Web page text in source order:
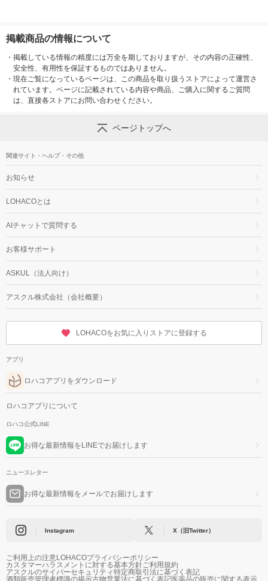
掲載商品の情報について
・ 掲載している情報の精度には万全を期しておりますが、その内容の正確性、
安全性、有用性を保証するものではありません。
・ 現在ご覧になっているページは、この商品を取り扱うストアによって運営さ
れています。ページに記載されている内容や商品、ご購入に関するご質問
は、直接各ストアにお問い合わせください。
ページトップへ
関連サイト・ヘルプ・その他
お知らせ
LOHACOとは
AIチャットで質問する
お客様サポート
ASKUL（法人向け）
アスクル株式会社（会社概要）
LOHACOをお気に入りストアに登録する
アプリ
ロハコアプリをダウンロード
ロハコアプリについて
ロハコ公式LINE
お得な最新情報をLINEでお届けします
ニュースレター
お得な最新情報をメールでお届けします
Instagram X（旧Twitter）
ご利用上の注意LOHACOプライバシーポリシー
カスタマーハラスメントに対する基本方針ご利用規約
アスクルのサイバーセキュリティ特定商取引法に基づく表記